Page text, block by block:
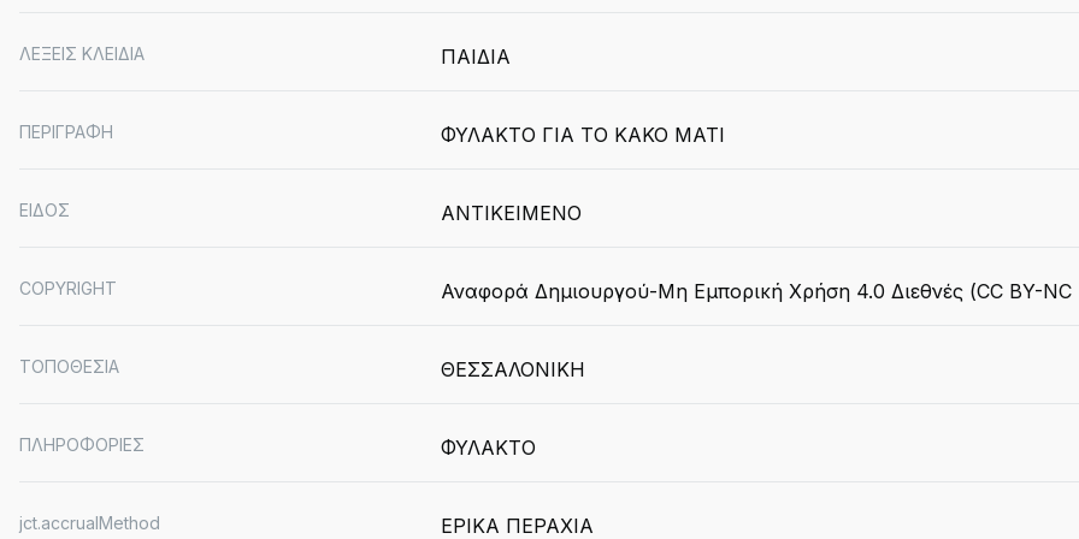
ΛΕΞΕΙΣ ΚΛΕΙΔΙΑ ΠΑΙΔΙΑ
ΠΕΡΙΓΡΑΦΗ ΦΥΛΑΚΤΟ ΓΙΑ ΤΟ ΚΑΚΟ ΜΑΤΙ
ΕΙΔΟΣ ΑΝΤΙΚΕΙΜΕΝΟ
COPYRIGHT Αναφορά Δημιουργού-Μη Εμπορική Χρήση 4.0 Διεθνές (CC BY-NC
ΤΟΠΟΘΕΣΙΑ ΘΕΣΣΑΛΟΝΙΚΗ
ΠΛΗΡΟΦΟΡΙΕΣ ΦΥΛΑΚΤΟ
jct.accrualMethod ΕΡΙΚΑ ΠΕΡΑΧΙΑ